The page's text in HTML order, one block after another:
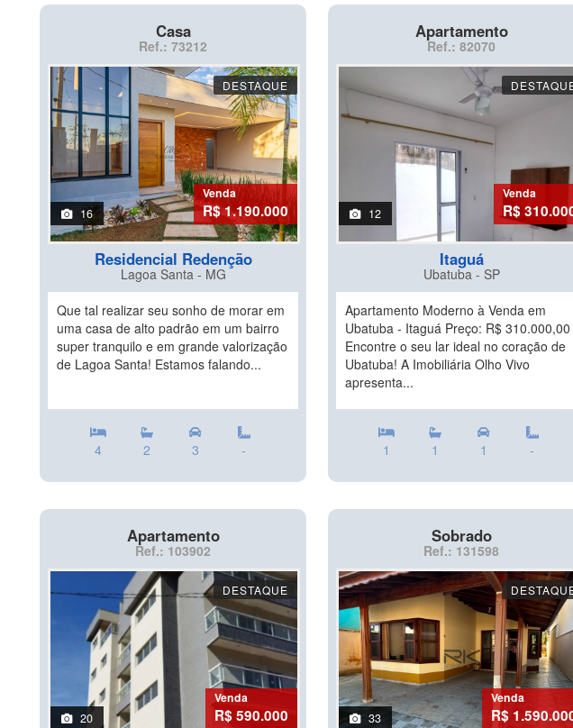
Casa
Ref.: 73212
DESTAQUE
16
Venda
R$ 1.190.000
Residencial Redenção
Lagoa Santa - MG
Que tal realizar seu sonho de morar em
uma casa de alto padrão em um bairro
super tranquilo e em grande valorização
de Lagoa Santa! Estamos falando...
4 2 3 -
Apartamento
Ref.: 82070
12
Venda
R$
Itaguá
Ubatuba - SP
Apartamento Moderno à Venda em
Ubatuba - Itaguá Preço: R$ 310.000,00
Encontre o seu lar ideal no coração de
Ubatuba! A Imobiliária Olho Vivo
apresenta...
1 1 1 -
Apartamento
Ref.: 103902
DESTAQUE
20
Venda
R$ 590.000
Sobrado
Ref.: 131598
33
Venda
R$